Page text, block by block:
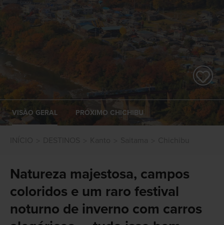
VISÃO GERAL PRÓXIMO CHICHIBU
Natureza majestosa, campos
coloridos e um raro festival
noturno de inverno com carros